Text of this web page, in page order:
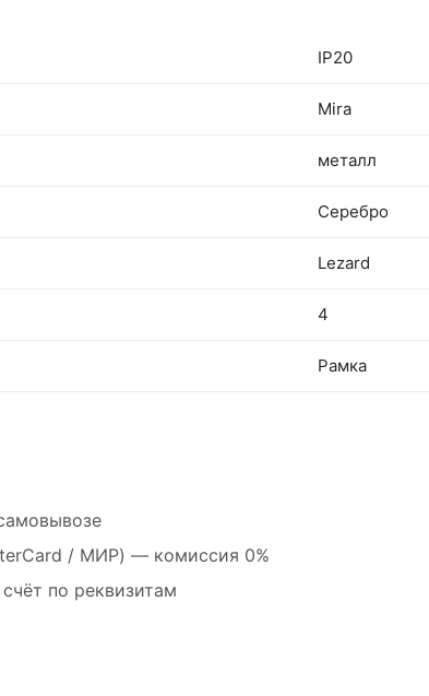
IP20
Mira
металл
Серебро
Lezard
4
Рамка
/ МИР) — комиссия 0%
по реквизитам